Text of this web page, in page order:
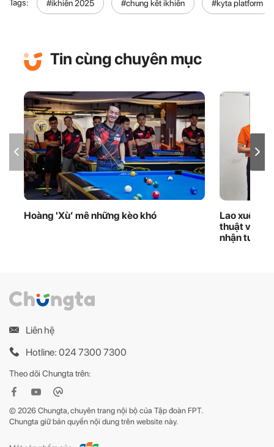
Tags: #ikhiến 2025 #chung kết ikhiến #kyta platform
Tin cùng chuyên mục
Hoàng 'Xù’ mê những kèo khó
Lao xuống
thuật viên
nhận tuyên
Liên hệ
Hotline: 024 7300 7300
Theo dõi Chungta trên:
© 2026 Chungta, chuyên trang nội bộ của Tập đoàn FPT.
Chungta giữ bản quyền nội dung trên website này.